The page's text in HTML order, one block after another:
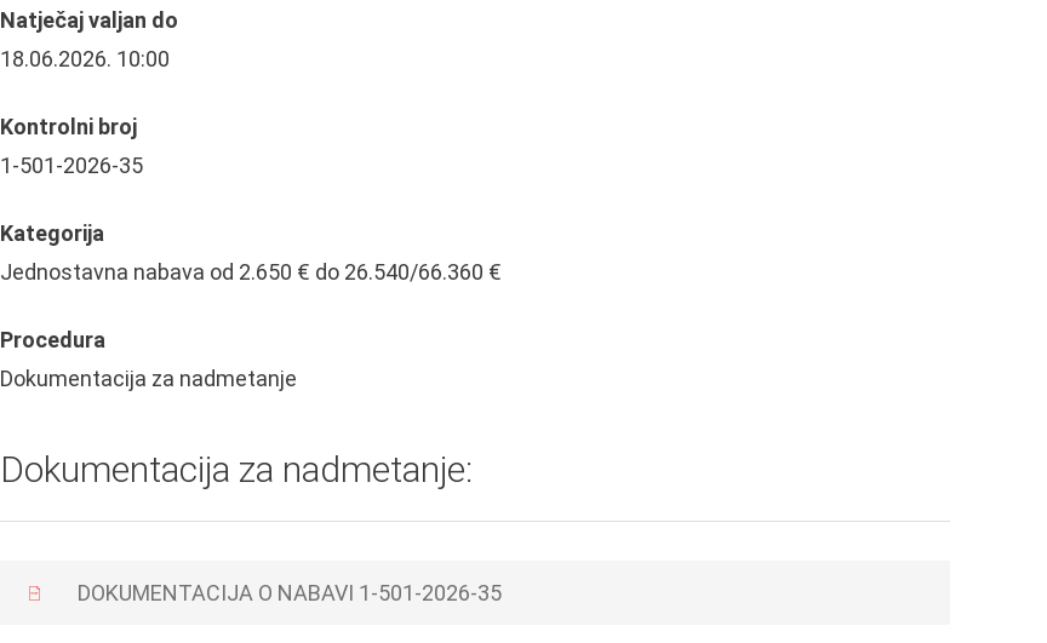
Natječaj valjan do
18.06.2026. 10:00
Kontrolni broj
1-501-2026-35
Kategorija
Jednostavna nabava od 2.650 € do 26.540/66.360 €
Procedura
Dokumentacija za nadmetanje
Dokumentacija za nadmetanje:
DOKUMENTACIJA O NABAVI 1-501-2026-35